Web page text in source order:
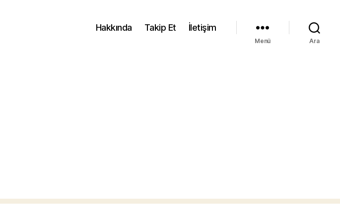
Hakkında Takip Et İletişim
Menü Ara